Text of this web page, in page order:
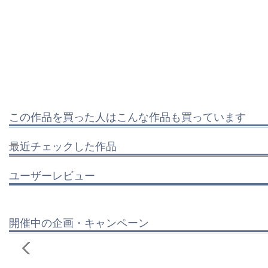
この作品を買った人はこんな作品も買っています
最近チェックした作品
ユーザーレビュー
開催中の企画・キャンペーン